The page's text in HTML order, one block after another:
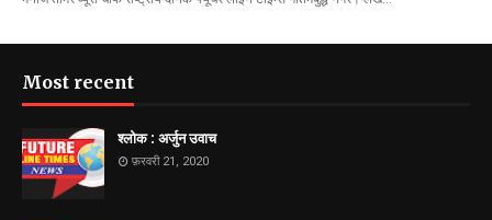
Most recent
श्लोक : अर्जुन उवाच
फ़रवरी 21, 2020